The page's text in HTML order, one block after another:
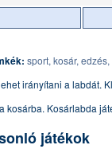
sport, kosár, edzés,
irányítani a labdát.
kosárba. Kosárlabda
játékok